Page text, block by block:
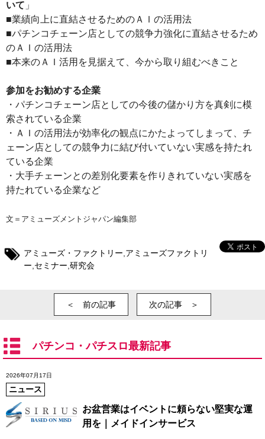
いて 」
■業績向上に直結させるためのＡＩの活用法
■パチンコチェーン店としての競争力強化に直結させるため
のＡＩの活用法
■本来のＡＩ活用を見据えて、今から取り組むべきこと
参加をお勧めする企業
・パチンコチェーン店としての今後の儲かり方を真剣に模
索されている企業
・ＡＩの活用法が効率化の観点にかたよってしまって、チ
ェーン店としての競争力に結び付いていない実感を持たれ
ている企業
・大手チェーンとの差別化要素を作りきれていない実感を
持たれている企業など
文＝アミューズメントジャパン編集部
アミューズ・ファクトリー アミューズファクトリ
ー セミナー 研究会
＜ 前の記事 次の記事 ＞
パチンコ・パチスロ最新記事
2026年07月17日
ニュース
お盆営業はイベントに頼らない堅実な運
用を｜メイドインサービス